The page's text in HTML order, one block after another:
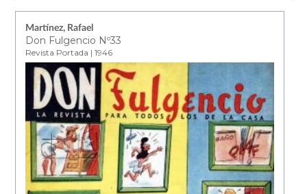
Martínez, Rafael
Don Fulgencio Nº33
Revista Portada | 1946